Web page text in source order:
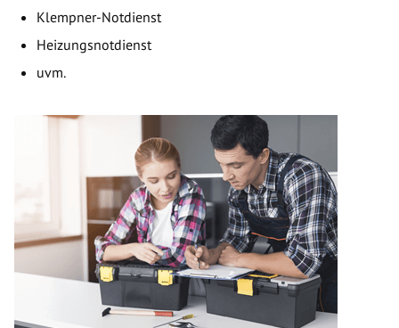
Klempner-Notdienst
Heizungsnotdienst
uvm.